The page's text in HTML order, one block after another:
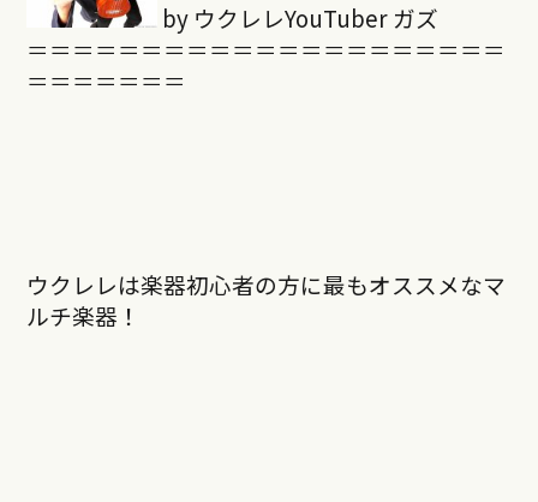
by ウクレレYouTuber ガズ
＝＝＝＝＝＝＝＝＝＝＝＝＝＝＝＝＝＝＝＝＝
＝＝＝＝＝＝＝
ウクレレは楽器初心者の方に最もオススメなマ
ルチ楽器！